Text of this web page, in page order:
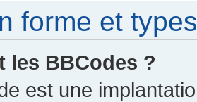
forme et
les BBCodes ?
est une